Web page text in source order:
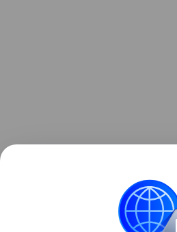
Капитал: основа
В статье рассмотрим, что
капитала, какие его виды
грамотно управлять.